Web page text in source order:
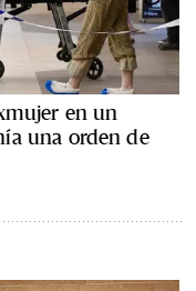
en un
una orden de